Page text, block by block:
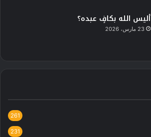
أليس الله بكافٍ عبده؟
23 مارس، 2026
261
231